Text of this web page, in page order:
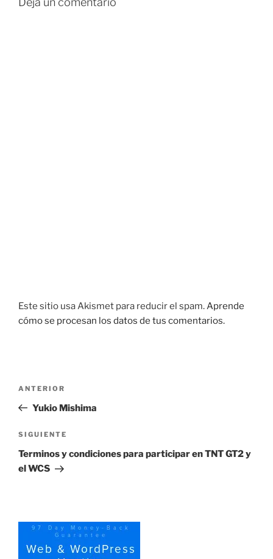
Este sitio usa Akismet para reducir el spam.Aprende
cómo se procesan los datos de tus comentarios.
entradas
Entrada
anterior:
ANTERIOR
Yukio Mishima
Siguiente
entrada
SIGUIENTE
Terminos y condiciones para participar en TNT GT2 y
el WCS